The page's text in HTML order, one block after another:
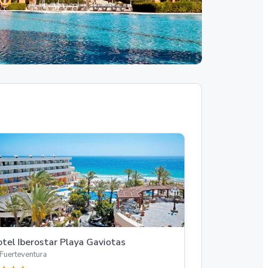
Iberostar Playa Gaviotas
Fuerteventura